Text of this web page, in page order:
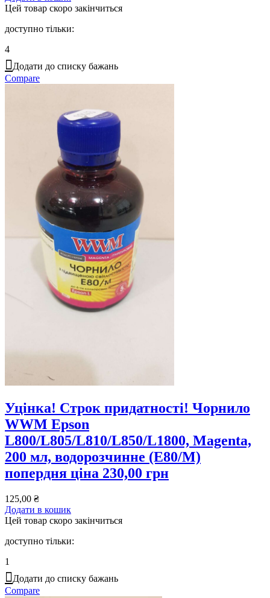
Цей товар скоро закінчиться
доступно тільки:
4
Додати до списку бажань
Compare
Уцінка! Строк придатності! Чорнило
WWM Epson
L800/L805/L810/L850/L1800, Magenta,
200 мл, водорозчинне (E80/M)
попердня ціна 230,00 грн
125,00 ₴
Додати в кошик
Цей товар скоро закінчиться
доступно тільки:
1
Додати до списку бажань
Compare